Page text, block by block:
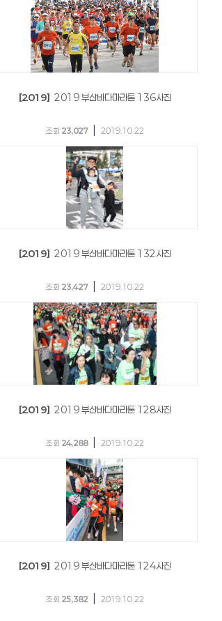
[2019] 2019 부산바다마라톤 136사진
조회 23,027 2019.10.22
[2019] 2019 부산바다마라톤 132사진
조회 23,427 2019.10.22
[2019] 2019 부산바다마라톤 128사진
조회 24,288 2019.10.22
[2019] 2019 부산바다마라톤 124사진
조회 25,382 2019.10.22